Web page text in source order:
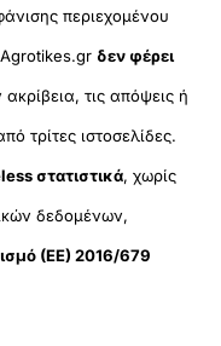
περιεχομένου
δεν φέρει
τις απόψεις ή
τρίτες ιστοσελίδες.
στατιστικά, χωρίς
δεδομένων,
(ΕΕ) 2016/679